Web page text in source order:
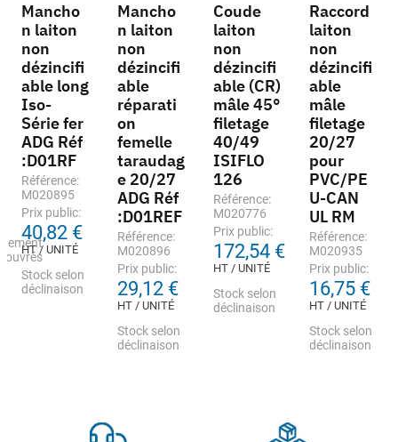
ouvrés
Mancho
n laiton
non
dézincifi
able long
Iso-
Série fer
ADG Réf
:D01RF
Référence:
M020895
Prix public:
40,82 €
HT / UNITÉ
Stock selon
déclinaison
Mancho
n laiton
non
dézincifi
able
réparati
on
femelle
taraudag
e 20/27
ADG Réf
:D01REF
Référence:
M020896
Prix public:
29,12 €
HT / UNITÉ
Stock selon
déclinaison
Coude
laiton
non
dézincifi
able (CR)
mâle 45°
filetage
40/49
ISIFLO
126
Référence:
M020776
Prix public:
172,54 €
HT / UNITÉ
Stock selon
déclinaison
Raccord
laiton
non
dézincifi
able
mâle
filetage
20/27
pour
PVC/PE
U-CAN
UL RM
Référence:
M020935
Prix public:
16,75 €
HT / UNITÉ
Stock selon
déclinaison